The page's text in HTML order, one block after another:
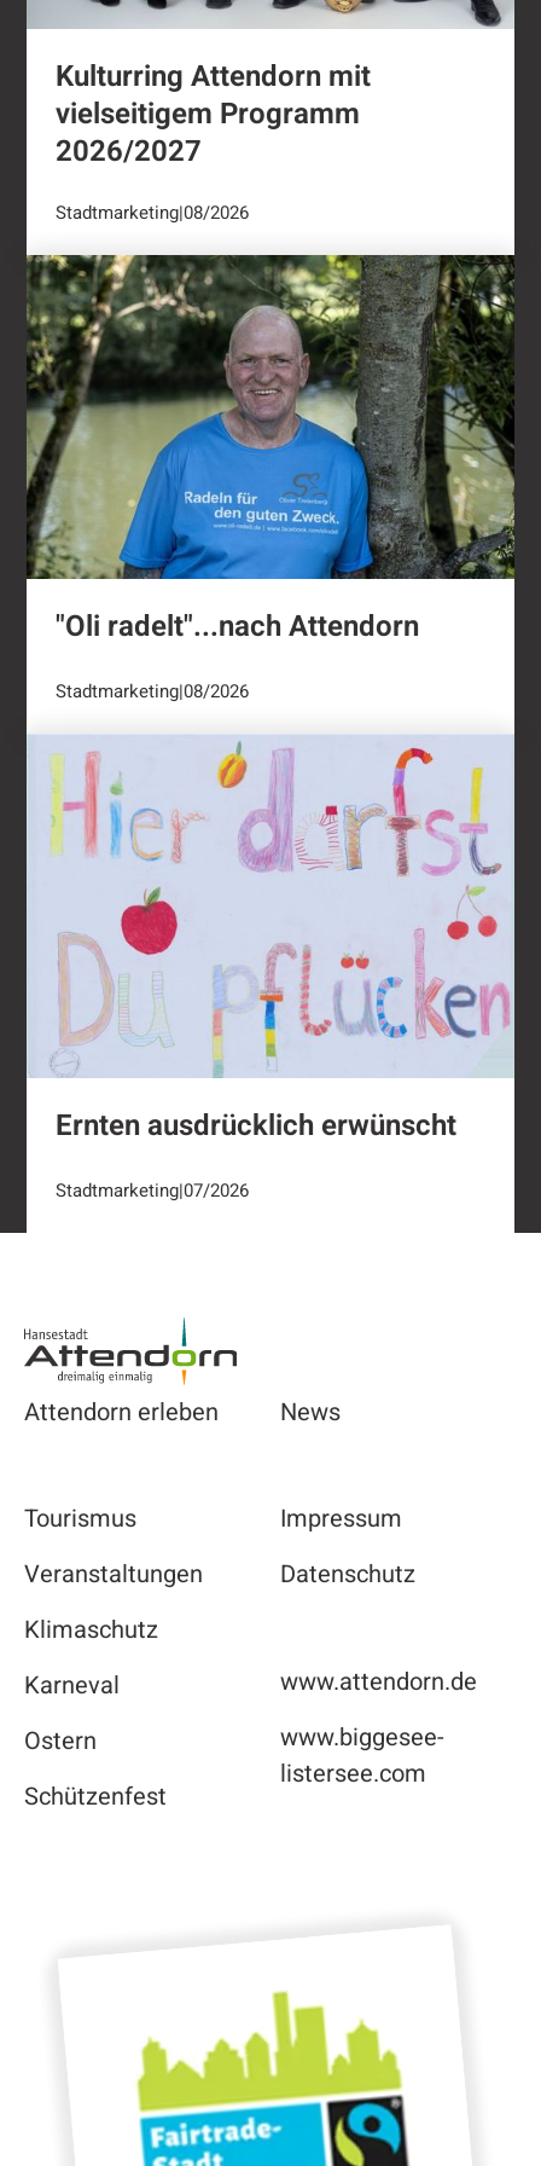
Kulturring Attendorn mit
vielseitigem Programm
2026/2027
Stadtmarketing|08/2026
"Oli radelt"...nach Attendorn
"Oli radelt"...nach Attendorn
Stadtmarketing|08/2026
Ernten ausdrücklich erwünscht
Ernten ausdrücklich erwünscht
Stadtmarketing|07/2026
Attendorn erleben
Tourismus
Veranstaltungen
Klimaschutz
Karneval
Ostern
Schützenfest
News
Impressum
Datenschutz
www.attendorn.de
www.biggesee-
listersee.com